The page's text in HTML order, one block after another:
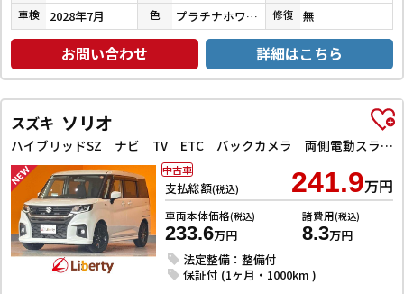
車検 2028年7月 色 プラチナホワイトパール 修復 無
お問い合わせ 詳細はこちら
スズキ ソリオ
ハイブリッドSZ ナビ TV ETC バックカメラ 両側電動スライドドア クリアランスソナー オートクルーズコントロール レーンアシスト 衝突被害軽減システム アルミホイール オートライト
支払総額(税込) 241.9万円
車両本体価格(税込)
233.6万円
諸費用(税込)
8.3万円
法定整備：整備付
保証付 (1ヶ月・1000km )
中古車